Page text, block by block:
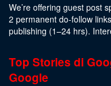
We’re offering guest post
2 permanent do-follow
publishing (1–24 hrs).
Top Stories di
Google